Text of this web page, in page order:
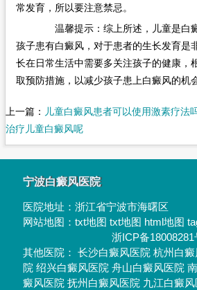
常发育，所以要注意禁忌。
温馨提示：综上所述，儿童是白
孩子患有白癜风，对于患者的生长发育是
长在日常生活中需要多关注孩子的健康，
取预防措施，以减少孩子患上白癜风的机会
上一篇： 儿童白癜风患者可以使用激素疗法
治疗儿童白癜风呢
宁波白癜风医院
医院地址：浙江省宁波市海曙区
网站地图：txt地图 txt地图 html地图
浙ICP备18008281
其他医院：长沙白癜风医院 杭州白
院 绍兴白癜风医院 舟山白癜风医院
癜风医院 抚州白癜风医院 九江白癜风